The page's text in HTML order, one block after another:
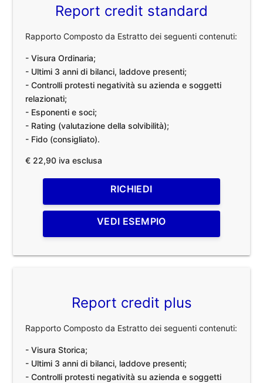
Report credit standard
Rapporto Composto da Estratto dei seguenti contenuti:
- Visura Ordinaria;
- Ultimi 3 anni di bilanci, laddove presenti;
- Controlli protesti negatività su azienda e soggetti
relazionati;
- Esponenti e soci;
- Rating (valutazione della solvibilità);
- Fido (consigliato).
€ 22,90 iva esclusa
RICHIEDI
VEDI ESEMPIO
Report credit plus
Rapporto Composto da Estratto dei seguenti contenuti:
- Visura Storica;
- Ultimi 3 anni di bilanci, laddove presenti;
- Controlli protesti negatività su azienda e soggetti